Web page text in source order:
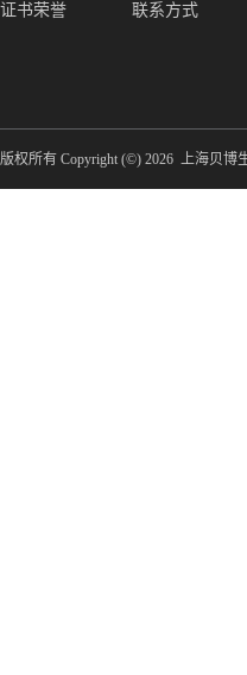
证书荣誉
联系方式
版权所有 Copyright (©) 2026 上海贝博